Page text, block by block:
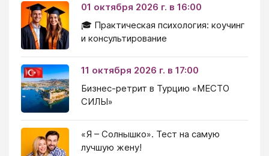
01 октября 2026 г. в 16:00
🎓 Практическая психология: коучинг
и консультирование
11 октября 2026 г. в 17:00
Бизнес-ретрит в Турцию «МЕСТО
СИЛЫ»
«Я – Солнышко». Тест на самую
лучшую жену!